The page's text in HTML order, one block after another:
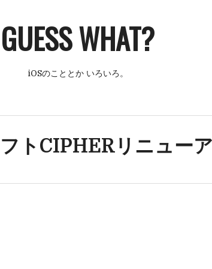
GUESS WHAT?
iOSのこととか いろいろ。
トCIPHERリニュー